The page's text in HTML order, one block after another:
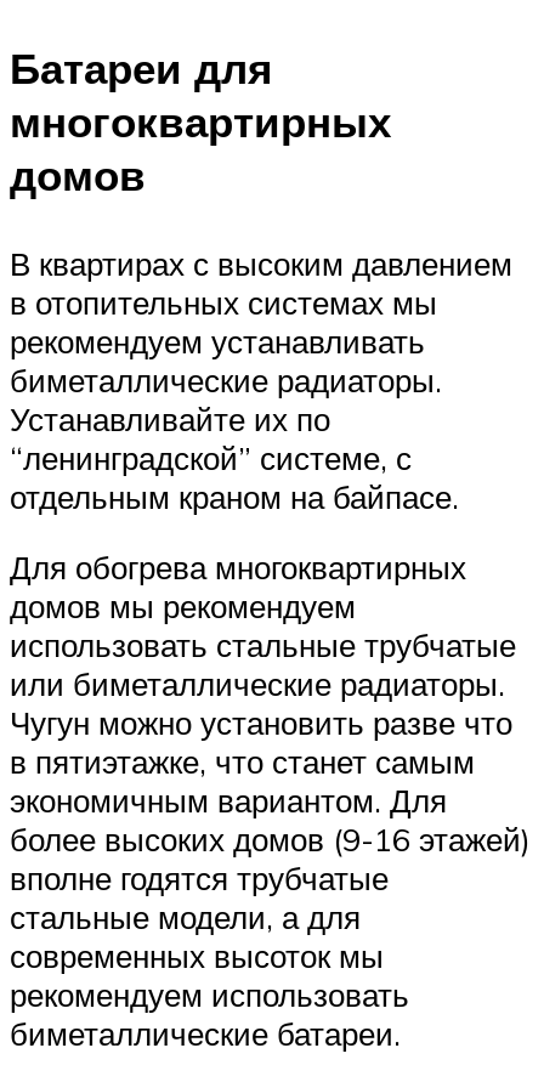
Батареи для
многоквартирных
домов
В квартирах с высоким давлением
в отопительных системах мы
рекомендуем устанавливать
биметаллические радиаторы.
Устанавливайте их по
“ленинградской” системе, с
отдельным краном на байпасе.
Для обогрева многоквартирных
домов мы рекомендуем
использовать стальные трубчатые
или биметаллические радиаторы.
Чугун можно установить разве что
в пятиэтажке, что станет самым
экономичным вариантом. Для
более высоких домов (9-16 этажей)
вполне годятся трубчатые
стальные модели, а для
современных высоток мы
рекомендуем использовать
биметаллические батареи.